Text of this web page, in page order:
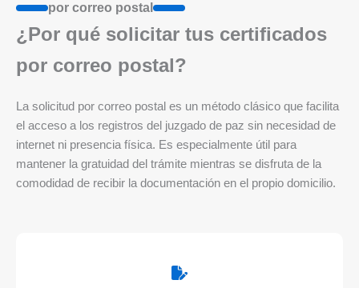
por correo postal
¿Por qué solicitar tus certificados
por correo postal?
La solicitud por correo postal es un método clásico que facilita
el acceso a los registros del juzgado de paz sin necesidad de
internet ni presencia física. Es especialmente útil para
mantener la gratuidad del trámite mientras se disfruta de la
comodidad de recibir la documentación en el propio domicilio.